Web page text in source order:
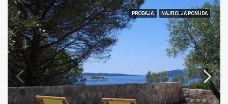
PRODAJA NAJBOLJA PONUDA